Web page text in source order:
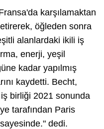
karşılamaktan
öğleden sonra
alanlardaki ikili iş
enerji, yeşil
kadar yapılmış
kaydetti. Becht,
birliği 2021 sonunda
tarafından Paris
dedi.